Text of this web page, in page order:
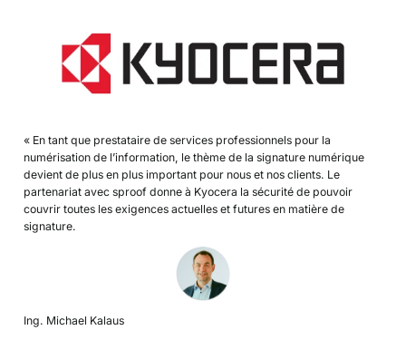
« En tant que prestataire de services professionnels pour la
numérisation de l’information, le thème de la signature numérique
devient de plus en plus important pour nous et nos clients. Le
partenariat avec sproof donne à Kyocera la sécurité de pouvoir
couvrir toutes les exigences actuelles et futures en matière de
signature.
Ing. Michael Kalaus